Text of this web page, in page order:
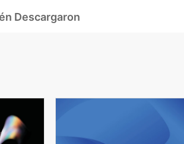
Descargaron